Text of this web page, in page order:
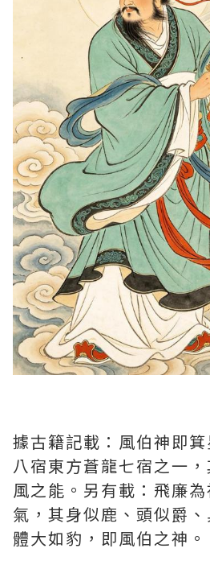
據古籍記載：風伯神即
八宿東方蒼龍七宿之一
風之能。另有載：飛廉
氣，其身似鹿、頭似爵、
體大如豹，即風伯之神。